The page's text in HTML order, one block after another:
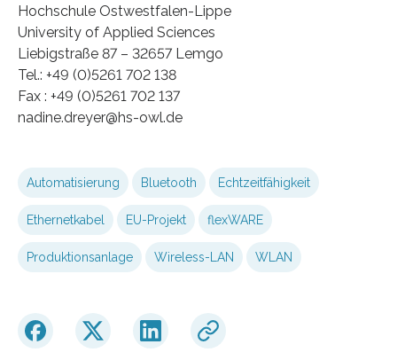
Hochschule Ostwestfalen-Lippe
University of Applied Sciences
Liebigstraße 87 – 32657 Lemgo
Tel.: +49 (0)5261 702 138
Fax : +49 (0)5261 702 137
nadine.dreyer@hs-owl.de
Automatisierung Bluetooth Echtzeitfähigkeit
Ethernetkabel EU-Projekt flexWARE
Produktionsanlage Wireless-LAN WLAN